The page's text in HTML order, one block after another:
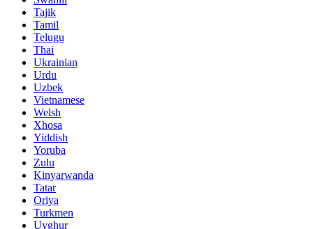
Tajik
Tamil
Telugu
Thai
Ukrainian
Urdu
Uzbek
Vietnamese
Welsh
Xhosa
Yiddish
Yoruba
Zulu
Kinyarwanda
Tatar
Oriya
Turkmen
Uyghur